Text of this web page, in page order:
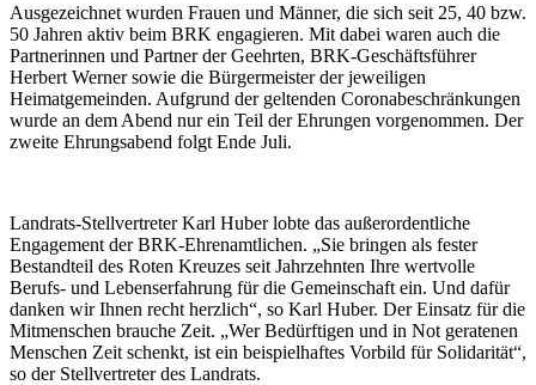
Ausgezeichnet wurden Frauen und Männer, die sich seit 25, 40 bzw.
50 Jahren aktiv beim BRK engagieren. Mit dabei waren auch die
Partnerinnen und Partner der Geehrten, BRK-Geschäftsführer
Herbert Werner sowie die Bürgermeister der jeweiligen
Heimatgemeinden. Aufgrund der geltenden Coronabeschränkungen
wurde an dem Abend nur ein Teil der Ehrungen vorgenommen. Der
zweite Ehrungsabend folgt Ende Juli.
Landrats-Stellvertreter Karl Huber lobte das außerordentliche
Engagement der BRK-Ehrenamtlichen. „Sie bringen als fester
Bestandteil des Roten Kreuzes seit Jahrzehnten Ihre wertvolle
Berufs- und Lebenserfahrung für die Gemeinschaft ein. Und dafür
danken wir Ihnen recht herzlich“, so Karl Huber. Der Einsatz für die
Mitmenschen brauche Zeit. „Wer Bedürftigen und in Not geratenen
Menschen Zeit schenkt, ist ein beispielhaftes Vorbild für Solidarität“,
so der Stellvertreter des Landrats.